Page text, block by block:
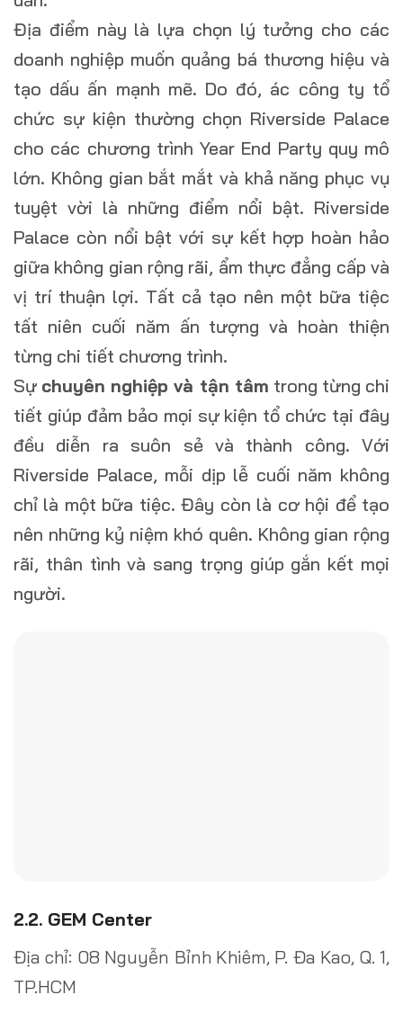
Địa điểm này là lựa chọn lý tưởng cho các
doanh nghiệp muốn quảng bá thương hiệu và
tạo dấu ấn mạnh mẽ. Do đó, ác công ty tổ
chức sự kiện thường chọn Riverside Palace
cho các chương trình Year End Party quy mô
lớn. Không gian bắt mắt và khả năng phục vụ
tuyệt vời là những điểm nổi bật. Riverside
Palace còn nổi bật với sự kết hợp hoàn hảo
giữa không gian rộng rãi, ẩm thực đẳng cấp và
vị trí thuận lợi. Tất cả tạo nên một bữa tiệc
tất niên cuối năm ấn tượng và hoàn thiện
từng chi tiết chương trình.
Sự chuyên nghiệp và tận tâm trong từng chi
tiết giúp đảm bảo mọi sự kiện tổ chức tại đây
đều diễn ra suôn sẻ và thành công. Với
Riverside Palace, mỗi dịp lễ cuối năm không
chỉ là một bữa tiệc. Đây còn là cơ hội để tạo
nên những kỷ niệm khó quên. Không gian rộng
rãi, thân tình và sang trọng giúp gắn kết mọi
người.
2.2. GEM Center
Địa chỉ: 08 Nguyễn Bỉnh Khiêm, P. Đa Kao, Q. 1,
TP.HCM